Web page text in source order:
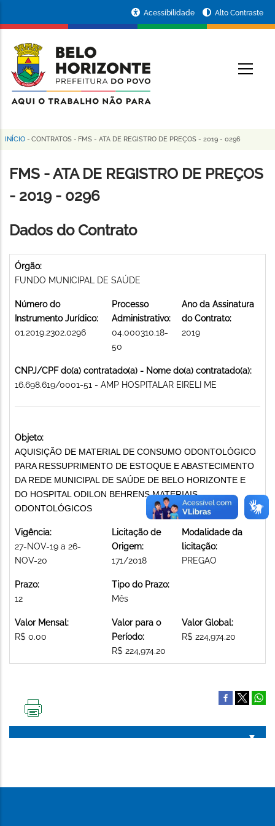
conteúdo
principal
da
Prefeitura
de
Horizonte
Acessibilidade Alto Contraste
Trilha
de
navegação
INÍCIO - CONTRATOS - FMS - ATA DE REGISTRO DE PREÇOS - 2019 - 0296
FMS - ATA DE REGISTRO DE PREÇOS
- 2019 - 0296
Dados do Contrato
Órgão:
FUNDO MUNICIPAL DE SAÚDE
Número do
Instrumento Jurídico:
01.2019.2302.0296
Processo
Administrativo:
04.000310.18-
50
Ano da Assinatura
do Contrato:
2019
CNPJ/CPF do(a) contratado(a) - Nome do(a) contratado(a):
16.698.619/0001-51 - AMP HOSPITALAR EIRELI ME
Objeto:
AQUISIÇÃO DE MATERIAL DE CONSUMO ODONTOLÓGICO
PARA RESSUPRIMENTO DE ESTOQUE E ABASTECIMENTO
DA REDE MUNICIPAL DE SAÚDE DE BELO HORIZONTE E
DO HOSPITAL ODILON BEHRENS MATERIAIS
ODONTOLÓGICOS
Vigência:
27-NOV-19 a 26-
NOV-20
Licitação de
Origem:
171/2018
Modalidade da
licitação:
PREGAO
Prazo:
12
Tipo do Prazo:
Mês
Valor Mensal:
R$ 0.00
Valor para o
Período:
R$ 224,974.20
Valor Global:
R$ 224,974.20
PÁGINA